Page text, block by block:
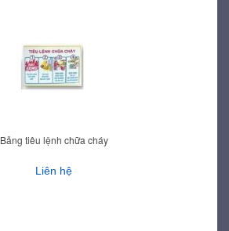
Bảng tiêu lệnh chữa cháy
Liên hệ